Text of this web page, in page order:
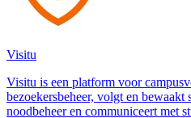
Visitu
Visitu is een platform voor
bezoekersbeheer, volgt en bewaakt
noodbeheer en communiceert met